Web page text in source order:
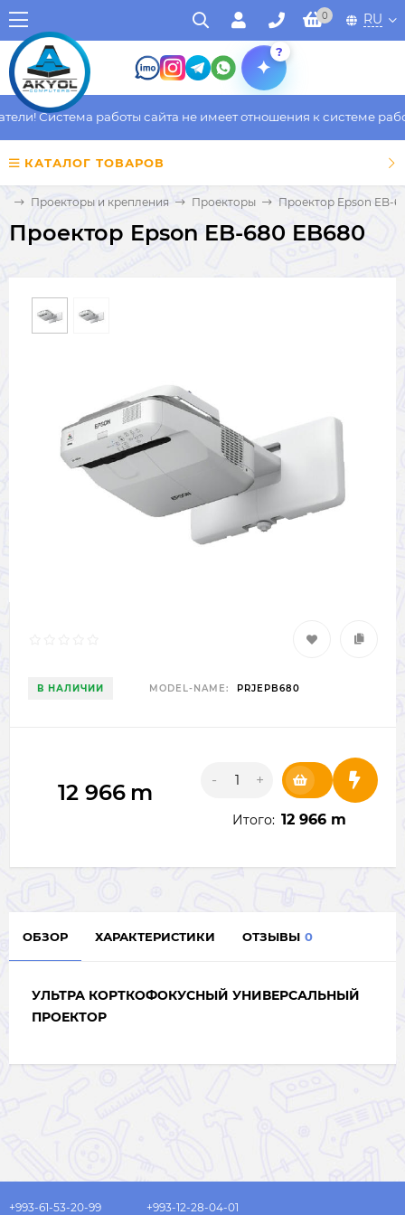
0 RU
?
Система работы сайта не имеет отношения к системе
КАТАЛОГ ТОВАРОВ
Проекторы и крепления Проекторы Проектор Epson EB-
Проектор Epson EB-680 EB680
В НАЛИЧИИ MODEL-NAME: PRJEPB680
12 966 m - +
Итого: 12 966 m
ОБЗОР ХАРАКТЕРИСТИКИ ОТЗЫВЫ 0
УЛЬТРА КОРТКОФОКУСНЫЙ УНИВЕРСАЛЬНЫЙ
ПРОЕКТОР
+993-61-53-20-99 +993-12-28-04-01